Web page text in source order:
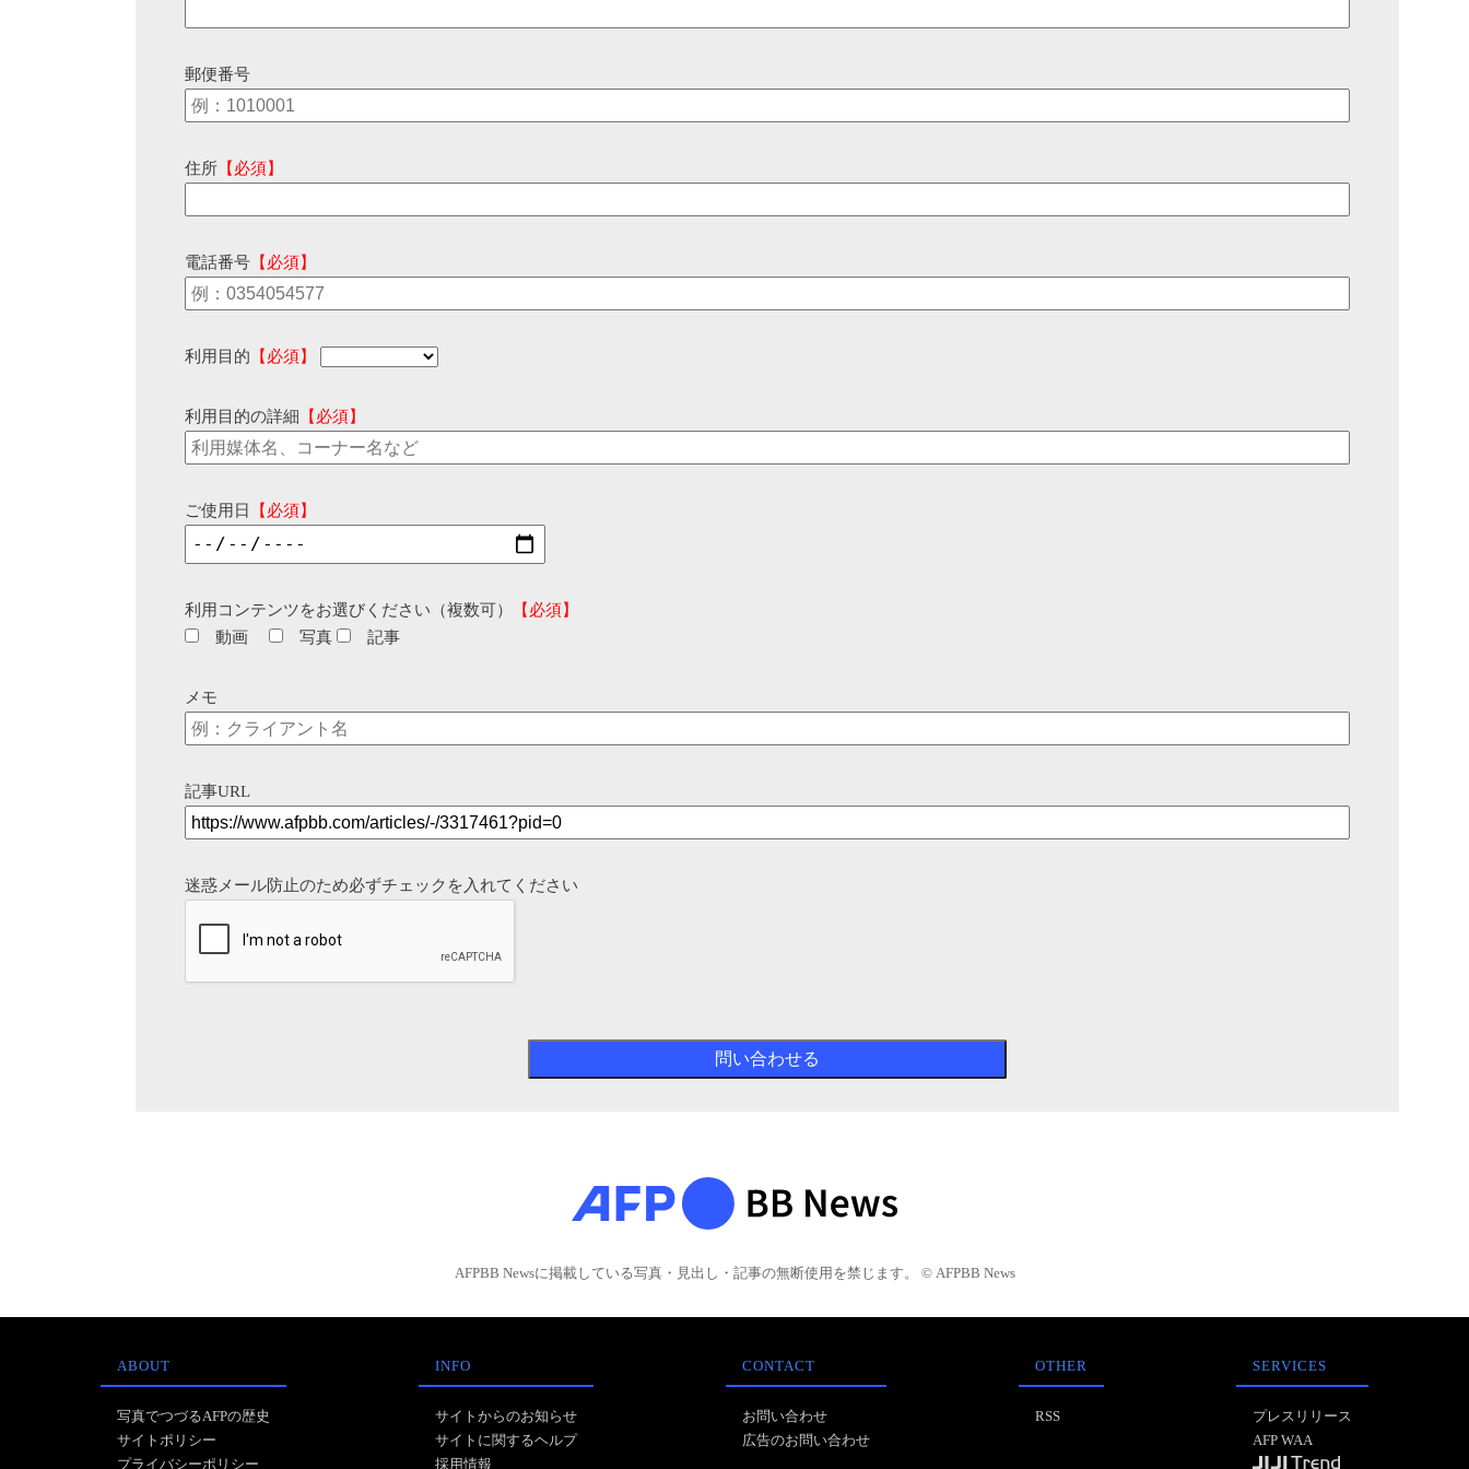
郵便番号
住所 【必須】
電話番号 【必須】
利用目的 【必須】
利用目的の詳細 【必須】
ご使用日 【必須】
利用コンテンツをお選びください（複数可）
【必須】
動画
写真 記事
メモ
記事URL
迷惑メール防止のため必ずチェックを入れてください
AFPBB Newsに掲載している写真・見出し・記事の無断使用を禁じます。 © AFPBB News
ABOUT
写真でつづるAFPの歴史
サイトポリシー
プライバシーポリシー
INFO
サイトからのお知らせ
サイトに関するヘルプ
採用情報
CONTACT
お問い合わせ
広告のお問い合わせ
OTHER
RSS
SERVICES
プレスリリース
AFP WAA